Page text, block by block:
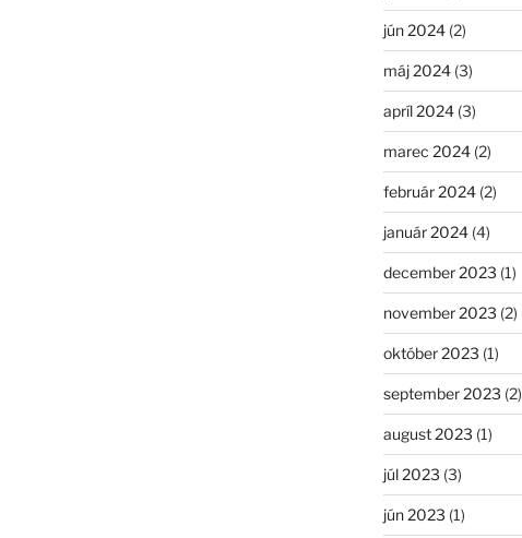
jún 2024(2)
máj 2024(3)
apríl 2024(3)
marec 2024(2)
február 2024(2)
január 2024(4)
december 2023 (1)
november 2023 (2)
október 2023 (1)
september 2023 (2)
august 2023 (1)
júl 2023 (3)
jún 2023 (1)